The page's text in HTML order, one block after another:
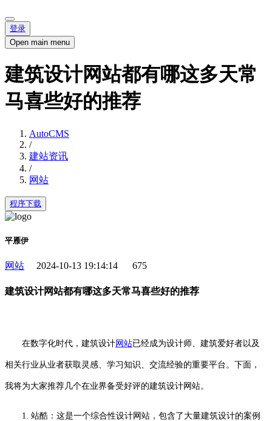
登录
Open main menu
建筑设计网站都有哪这多天常
马喜些好的推荐
AutoCMS
/
建站资讯
/
网站
程序下载
平雁伊
网站 2024-10-13 19:14:14 675
建筑设计网站都有哪这多天常马喜些好的推荐
在数字化时代，建筑设计网站已经成为设计师、建筑爱好者以及
相关行业从业者获取灵感、学习知识、交流经验的重要平台。下面，
我将为大家推荐几个在业界备受好评的建筑设计网站。
1. 站酷：这是一个综合性设计网站，包含了大量建筑设计的案例